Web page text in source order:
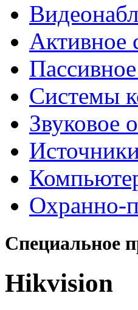
Активное
Системы
Звуковое
Охранно-
Специальное
Hikvision